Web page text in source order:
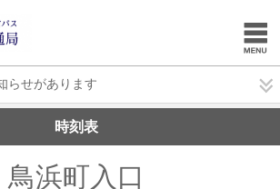
らせがあります
時刻表
鳥浜町入口